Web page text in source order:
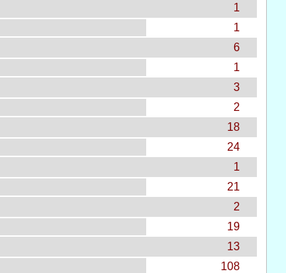
1
1
6
1
3
2
18
24
1
21
2
19
13
108